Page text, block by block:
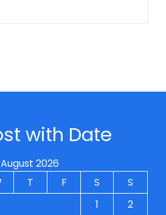
with Date
August 2026
T F S
S
1
2